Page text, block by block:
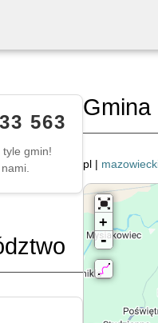
563
tyle gmin!
Gmina
pl |
+
-